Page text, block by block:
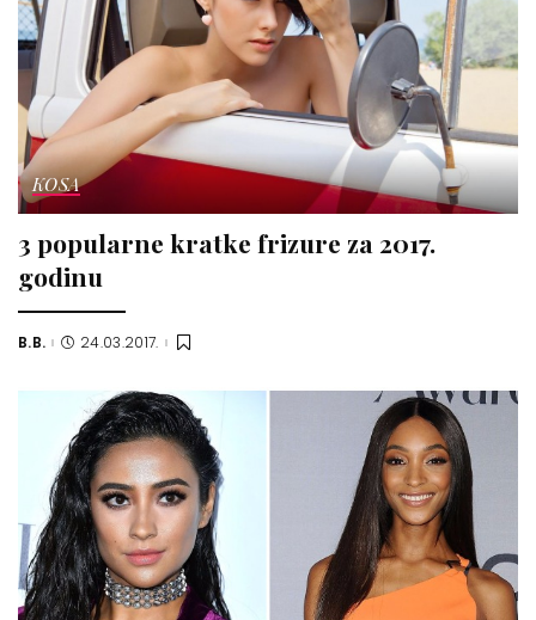
KOSA
3 popularne kratke frizure za 2017.
godinu
Posted
B.B. 24.03.2017.